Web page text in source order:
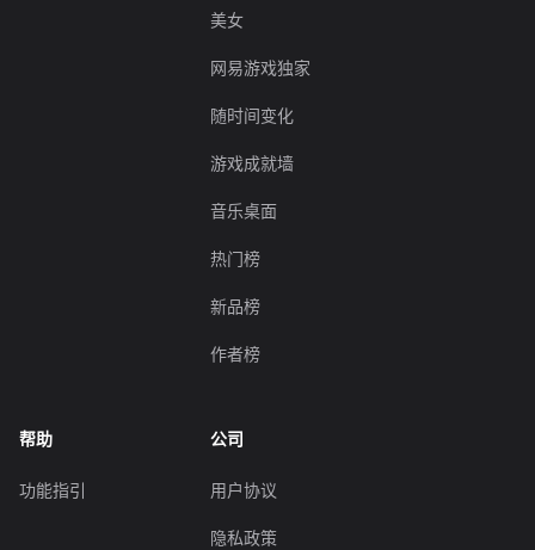
美女
网易游戏独家
随时间变化
游戏成就墙
音乐桌面
热门榜
新品榜
作者榜
帮助
功能指引
公司
用户协议
隐私政策